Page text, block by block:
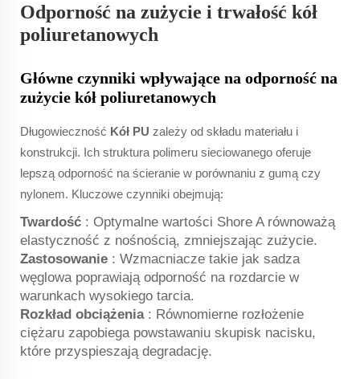
Odporność na zużycie i trwałość kół
poliuretanowych
Główne czynniki wpływające na odporność na
zużycie kół poliuretanowych
Długowieczność Kół PU zależy od składu materiału i
konstrukcji. Ich struktura polimeru sieciowanego oferuje
lepszą odporność na ścieranie w porównaniu z gumą czy
nylonem. Kluczowe czynniki obejmują:
Twardość : Optymalne wartości Shore A równoważą
elastyczność z nośnością, zmniejszając zużycie.
Zastosowanie : Wzmacniacze takie jak sadza
węglowa poprawiają odporność na rozdarcie w
warunkach wysokiego tarcia.
Rozkład obciążenia : Równomierne rozłożenie
ciężaru zapobiega powstawaniu skupisk nacisku,
które przyspieszają degradację.